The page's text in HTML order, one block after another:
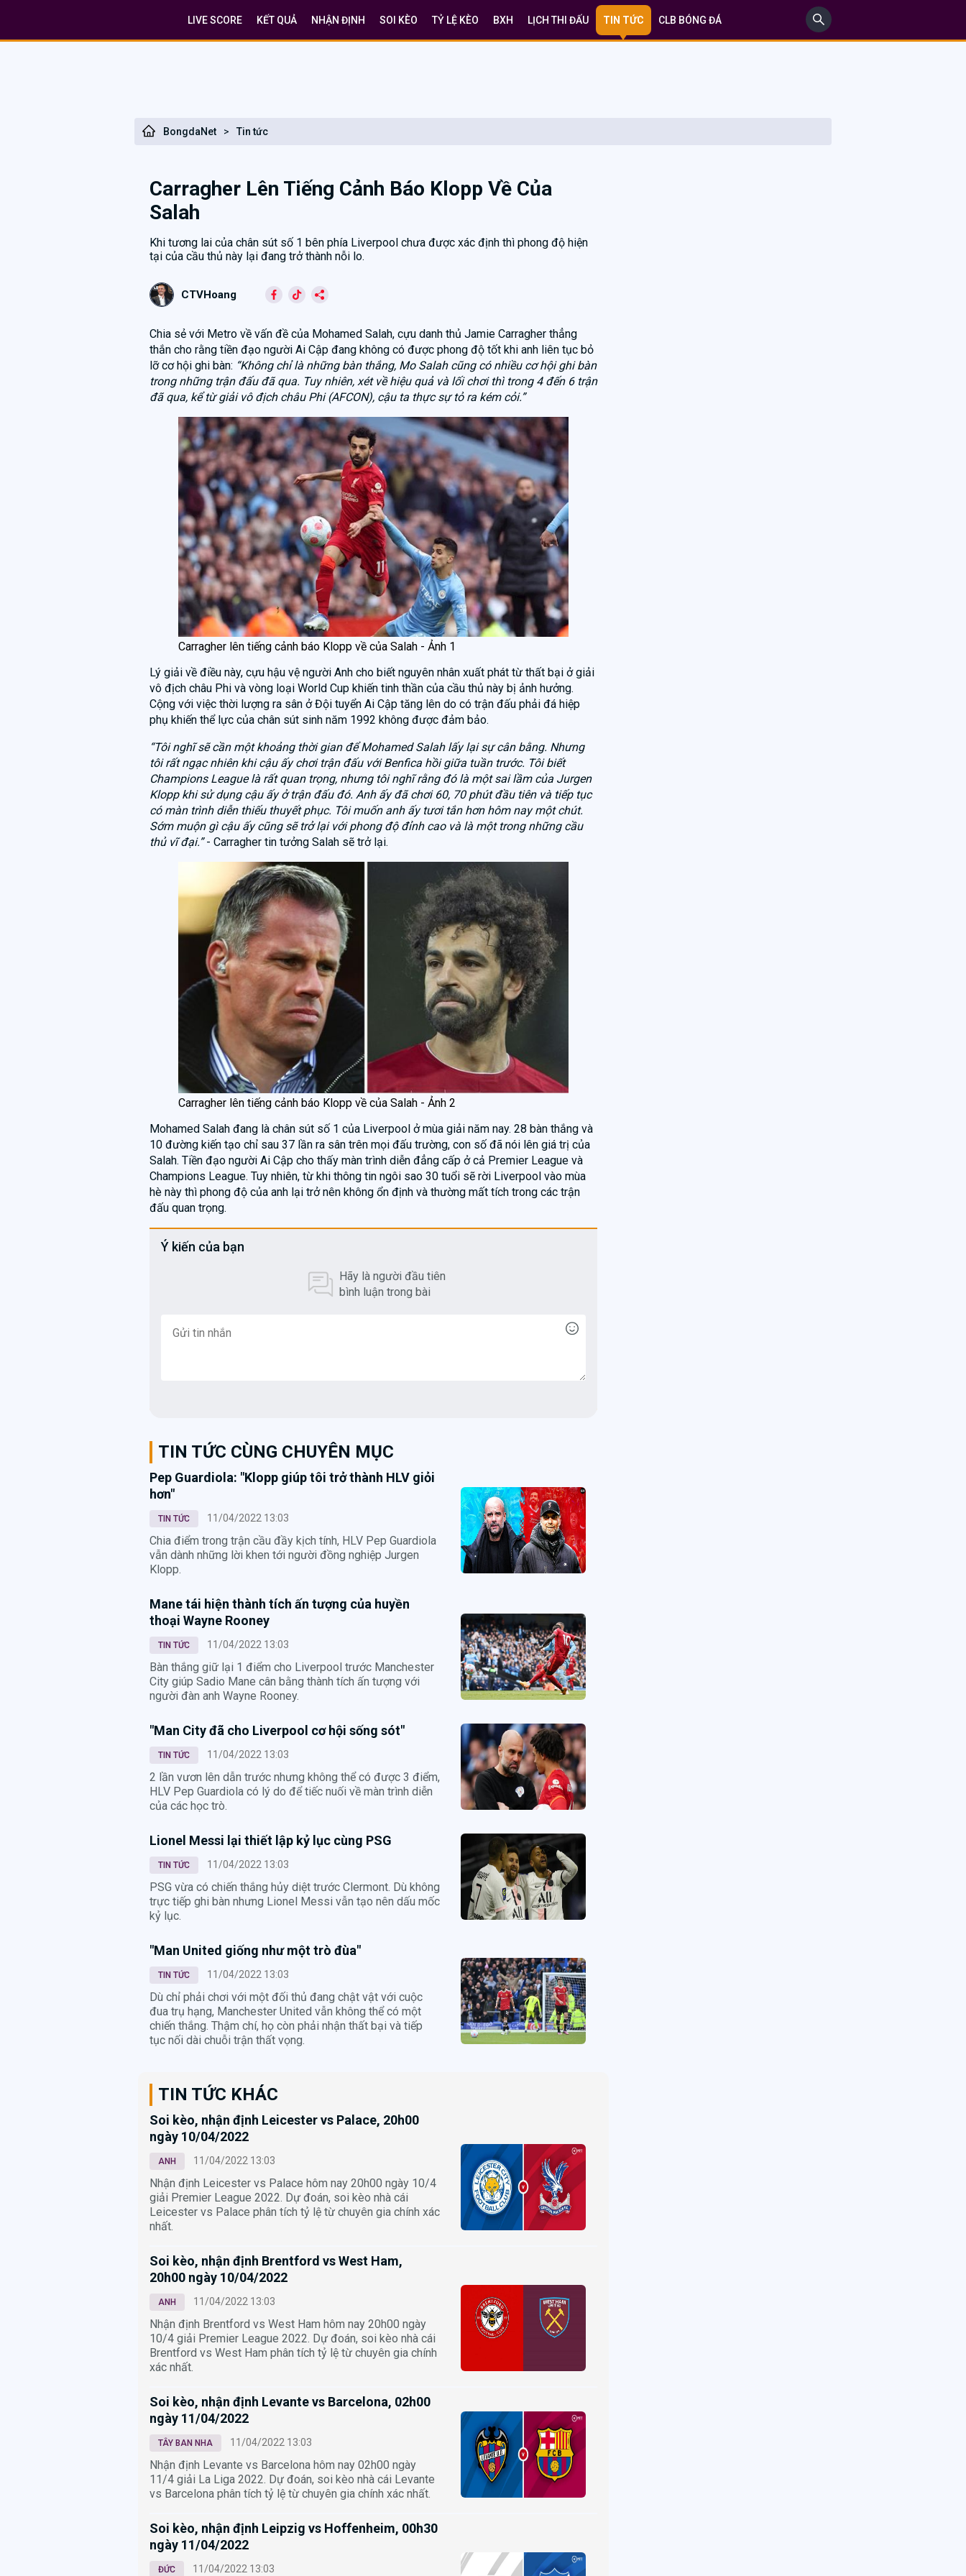
LIVE SCORE KẾT QUẢ NHẬN ĐỊNH SOI KÈO TỶ LỆ KÈO BXH LỊCH THI ĐẤU TIN TỨC CLB BÓNG ĐÁ
BongdaNet > Tin tức
Carragher Lên Tiếng Cảnh Báo Klopp Về Của
Salah
Khi tương lai của chân sút số 1 bên phía Liverpool chưa được xác định thì phong độ hiện
tại của cầu thủ này lại đang trở thành nỗi lo.
CTVHoang
Chia sẻ với Metro về vấn đề của Mohamed Salah, cựu danh thủ Jamie Carragher thẳng
thắn cho rằng tiền đạo người Ai Cập đang không có được phong độ tốt khi anh liên tục bỏ
lỡ cơ hội ghi bàn: “Không chỉ là những bàn thắng, Mo Salah cũng có nhiều cơ hội ghi bàn
trong những trận đấu đã qua. Tuy nhiên, xét về hiệu quả và lối chơi thì trong 4 đến 6 trận
đã qua, kể từ giải vô địch châu Phi (AFCON), cậu ta thực sự tỏ ra kém cỏi.”
Carragher lên tiếng cảnh báo Klopp về của Salah - Ảnh 1
Lý giải về điều này, cựu hậu vệ người Anh cho biết nguyên nhân xuất phát từ thất bại ở giải
vô địch châu Phi và vòng loại World Cup khiến tinh thần của cầu thủ này bị ảnh hưởng.
Cộng với việc thời lượng ra sân ở Đội tuyển Ai Cập tăng lên do có trận đấu phải đá hiệp
phụ khiến thể lực của chân sút sinh năm 1992 không được đảm bảo.
“Tôi nghĩ sẽ cần một khoảng thời gian để Mohamed Salah lấy lại sự cân bằng. Nhưng
tôi rất ngạc nhiên khi cậu ấy chơi trận đấu với Benfica hồi giữa tuần trước. Tôi biết
Champions League là rất quan trọng, nhưng tôi nghĩ rằng đó là một sai lầm của Jurgen
Klopp khi sử dụng cậu ấy ở trận đấu đó. Anh ấy đã chơi 60, 70 phút đầu tiên và tiếp tục
có màn trình diễn thiếu thuyết phục. Tôi muốn anh ấy tươi tắn hơn hôm nay một chút.
Sớm muộn gì cậu ấy cũng sẽ trở lại với phong độ đỉnh cao và là một trong những cầu
thủ vĩ đại.”- Carragher tin tưởng Salah sẽ trở lại.
Carragher lên tiếng cảnh báo Klopp về của Salah - Ảnh 2
Mohamed Salah đang là chân sút số 1 của Liverpool ở mùa giải năm nay. 28 bàn thắng và
10 đường kiến tạo chỉ sau 37 lần ra sân trên mọi đấu trường, con số đã nói lên giá trị của
Salah. Tiền đạo người Ai Cập cho thấy màn trình diễn đẳng cấp ở cả Premier League và
Champions League. Tuy nhiên, từ khi thông tin ngôi sao 30 tuổi sẽ rời Liverpool vào mùa
hè này thì phong độ của anh lại trở nên không ổn định và thường mất tích trong các trận
đấu quan trọng.
Ý kiến của bạn
Hãy là người đầu tiên
bình luận trong bài
TIN TỨC CÙNG CHUYÊN MỤC
Pep Guardiola: "Klopp giúp tôi trở thành HLV giỏi
hơn"
TIN TỨC 11/04/2022 13:03
Chia điểm trong trận cầu đầy kịch tính, HLV Pep Guardiola
vẫn dành những lời khen tới người đồng nghiệp Jurgen
Klopp.
Mane tái hiện thành tích ấn tượng của huyền
thoại Wayne Rooney
TIN TỨC 11/04/2022 13:03
Bàn thắng giữ lại 1 điểm cho Liverpool trước Manchester
City giúp Sadio Mane cân bằng thành tích ấn tượng với
người đàn anh Wayne Rooney.
"Man City đã cho Liverpool cơ hội sống sót"
TIN TỨC 11/04/2022 13:03
2 lần vươn lên dẫn trước nhưng không thể có được 3 điểm,
HLV Pep Guardiola có lý do để tiếc nuối về màn trình diễn
của các học trò.
Lionel Messi lại thiết lập kỷ lục cùng PSG
TIN TỨC 11/04/2022 13:03
PSG vừa có chiến thắng hủy diệt trước Clermont. Dù không
trực tiếp ghi bàn nhưng Lionel Messi vẫn tạo nên dấu mốc
kỷ lục.
"Man United giống như một trò đùa"
TIN TỨC 11/04/2022 13:03
Dù chỉ phải chơi với một đối thủ đang chật vật với cuộc
đua trụ hạng, Manchester United vẫn không thể có một
chiến thắng. Thậm chí, họ còn phải nhận thất bại và tiếp
tục nối dài chuỗi trận thất vọng.
TIN TỨC KHÁC
Soi kèo, nhận định Leicester vs Palace, 20h00
ngày 10/04/2022
ANH 11/04/2022 13:03
Nhận định Leicester vs Palace hôm nay 20h00 ngày 10/4
giải Premier League 2022. Dự đoán, soi kèo nhà cái
Leicester vs Palace phân tích tỷ lệ từ chuyên gia chính xác
nhất.
Soi kèo, nhận định Brentford vs West Ham,
20h00 ngày 10/04/2022
ANH 11/04/2022 13:03
Nhận định Brentford vs West Ham hôm nay 20h00 ngày
10/4 giải Premier League 2022. Dự đoán, soi kèo nhà cái
Brentford vs West Ham phân tích tỷ lệ từ chuyên gia chính
xác nhất.
Soi kèo, nhận định Levante vs Barcelona, 02h00
ngày 11/04/2022
TÂY BAN NHA 11/04/2022 13:03
Nhận định Levante vs Barcelona hôm nay 02h00 ngày
11/4 giải La Liga 2022. Dự đoán, soi kèo nhà cái Levante
vs Barcelona phân tích tỷ lệ từ chuyên gia chính xác nhất.
Soi kèo, nhận định Leipzig vs Hoffenheim, 00h30
ngày 11/04/2022
ĐỨC 11/04/2022 13:03